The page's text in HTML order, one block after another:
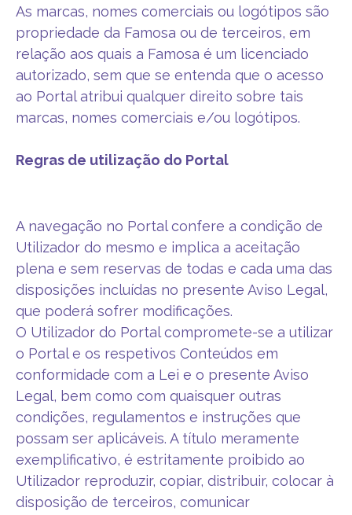
As marcas, nomes comerciais ou logótipos são
propriedade da Famosa ou de terceiros, em
relação aos quais a Famosa é um licenciado
autorizado, sem que se entenda que o acesso
ao Portal atribui qualquer direito sobre tais
marcas, nomes comerciais e/ou logótipos.
Regras de utilização do Portal
A navegação no Portal confere a condição de
Utilizador do mesmo e implica a aceitação
plena e sem reservas de todas e cada uma das
disposições incluídas no presente Aviso Legal,
que poderá sofrer modificações.
O Utilizador do Portal compromete-se a utilizar
o Portal e os respetivos Conteúdos em
conformidade com a Lei e o presente Aviso
Legal, bem como com quaisquer outras
condições, regulamentos e instruções que
possam ser aplicáveis. A título meramente
exemplificativo, é estritamente proibido ao
Utilizador reproduzir, copiar, distribuir, colocar à
disposição de terceiros, comunicar